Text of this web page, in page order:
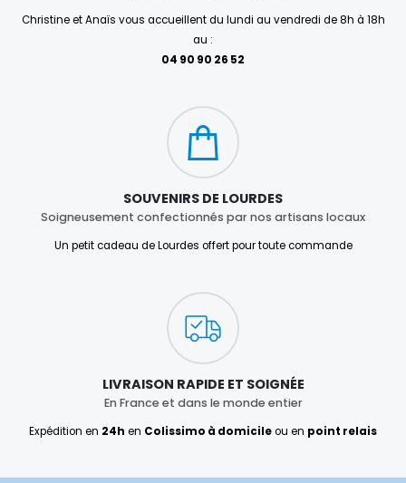
Christine et Anaïs vous accueillent du lundi au vendredi de 8h à 18h
au :
04 90 90 26 52
SOUVENIRS DE LOURDES
Soigneusement confectionnés par nos artisans locaux
Un petit cadeau de Lourdes offert pour toute commande
LIVRAISON RAPIDE ET SOIGNÉE
En France et dans le monde entier
Expédition en 24h en Colissimo à domicileou en point relais